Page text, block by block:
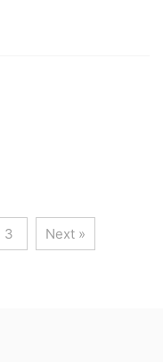
3 Next »